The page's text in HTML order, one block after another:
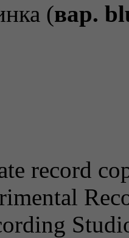
(вар.
record